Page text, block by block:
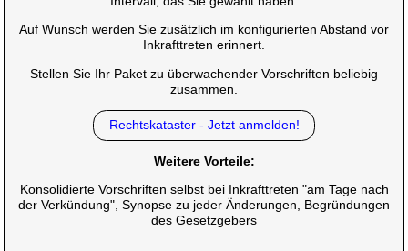
Auf Wunsch werden Sie zusätzlich im konfigurierten Abstand vor
Inkrafttreten erinnert.
Stellen Sie Ihr Paket zu überwachender Vorschriften beliebig
zusammen.
Rechtskataster - Jetzt anmelden!
Weitere Vorteile:
Konsolidierte Vorschriften selbst bei Inkrafttreten "am Tage nach
der Verkündung", Synopse zu jeder Änderungen, Begründungen
des Gesetzgebers